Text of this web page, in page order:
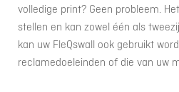
volledige print? Geen probleem.
stellen en kan zowel één als
kan uw FleQswall ook gebruikt
reclamedoeleinden of die van uw